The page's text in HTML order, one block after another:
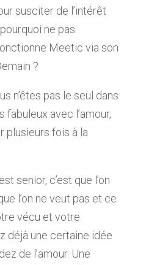
susciter de l’intérêt
ne pas
Meetic via son
?
n’êtes pas le seul dans
avec l’amour,
plusieurs fois à la
senior, c’est que l’on
l’on ne veut pas et ce
vécu et votre
déjà une certaine idée
de l’amour. Une